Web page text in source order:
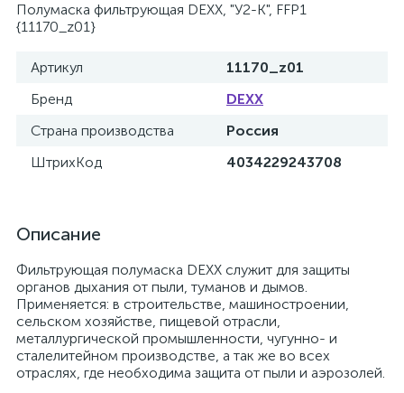
Полумаска фильтрующая DEXX, "У2-К", FFP1
{11170_z01}
Артикул
11170_z01
Бренд
DEXX
Страна производства
Россия
ШтрихКод
4034229243708
Описание
Фильтрующая полумаска DEXX служит для защиты
органов дыхания от пыли, туманов и дымов.
Применяется: в строительстве, машиностроении,
сельском хозяйстве, пищевой отрасли,
металлургической промышленности, чугунно- и
сталелитейном производстве, а так же во всех
отраслях, где необходима защита от пыли и аэрозолей.